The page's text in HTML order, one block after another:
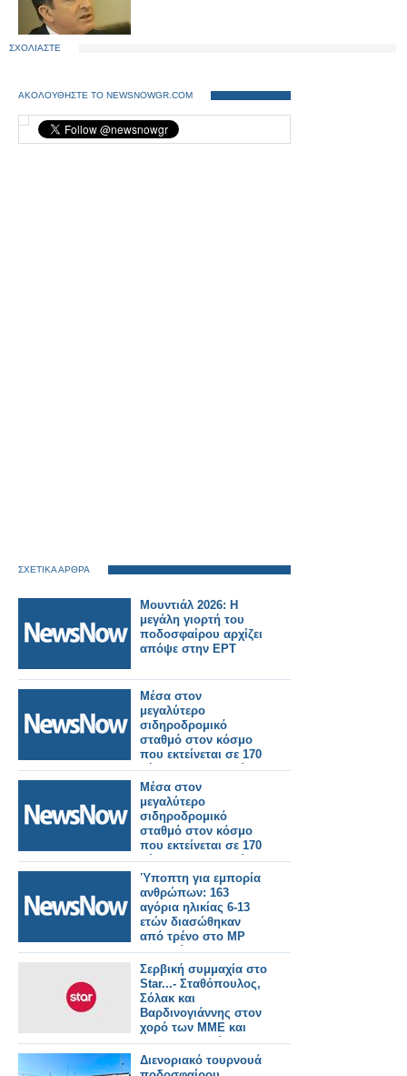
ΣΧΟΛΙΑΣΤΕ
ΑΚΟΛΟΥΘΗΣΤΕ ΤΟ NEWSNOWGR.COM
ΣΧΕΤΙΚΑ ΑΡΘΡΑ
Μουντιάλ 2026: H
μεγάλη γιορτή του
ποδοσφαίρου αρχίζει
απόψε στην ΕΡΤ
Μέσα στον
μεγαλύτερο
σιδηροδρομικό
σταθμό στον κόσμο
που εκτείνεται σε 170
γήπεδα ποδοσφαίρου
στην Κίνα.
Μέσα στον
μεγαλύτερο
σιδηροδρομικό
σταθμό στον κόσμο
που εκτείνεται σε 170
γήπεδα ποδοσφαίρου
στην Κίνα.
Ύποπτη για εμπορία
ανθρώπων: 163
αγόρια ηλικίας 6-13
ετών διασώθηκαν
από τρένο στο MP
της Ινδίας.
Σερβική συμμαχία στο
Star...- Σταθόπουλος,
Σόλακ και
Βαρδινογιάννης στον
χορό των ΜΜΕ και
του ποδοσφαίρου
Διενοριακό τουρνουά